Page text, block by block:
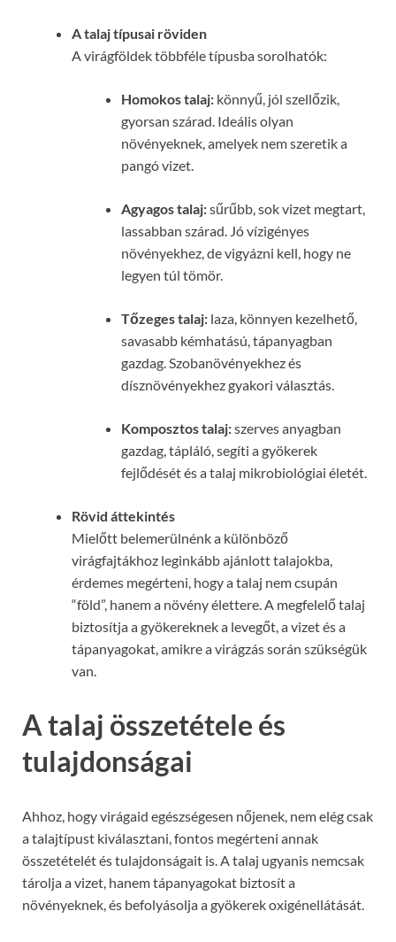
A talaj típusai röviden
A virágföldek többféle típusba sorolhatók:
Homokos talaj: könnyű, jól szellőzik,
gyorsan szárad. Ideális olyan
növényeknek, amelyek nem szeretik a
pangó vizet.
Agyagos talaj:sűrűbb, sok vizet megtart,
lassabban szárad. Jó vízigényes
növényekhez, de vigyázni kell, hogy ne
legyen túl tömör.
Tőzeges talaj: laza, könnyen kezelhető,
savasabb kémhatású, tápanyagban
gazdag. Szobanövényekhez és
dísznövényekhez gyakori választás.
Komposztos talaj:szerves anyagban
gazdag, tápláló, segíti a gyökerek
fejlődését és a talaj mikrobiológiai életét.
Rövid áttekintés
Mielőtt belemerülnénk a különböző
virágfajtákhoz leginkább ajánlott talajokba,
érdemes megérteni, hogy a talaj nem csupán
“föld”, hanem a növény élettere. A megfelelő talaj
biztosítja a gyökereknek a levegőt, a vizet és a
tápanyagokat, amikre a virágzás során szükségük
van.
A talaj összetétele és
tulajdonságai
Ahhoz, hogy virágaid egészségesen nőjenek, nem elég csak
a talajtípust kiválasztani, fontos megérteni annak
összetételét és tulajdonságait is. A talaj ugyanis nemcsak
tárolja a vizet, hanem tápanyagokat biztosít a
növényeknek, és befolyásolja a gyökerek oxigénellátását.